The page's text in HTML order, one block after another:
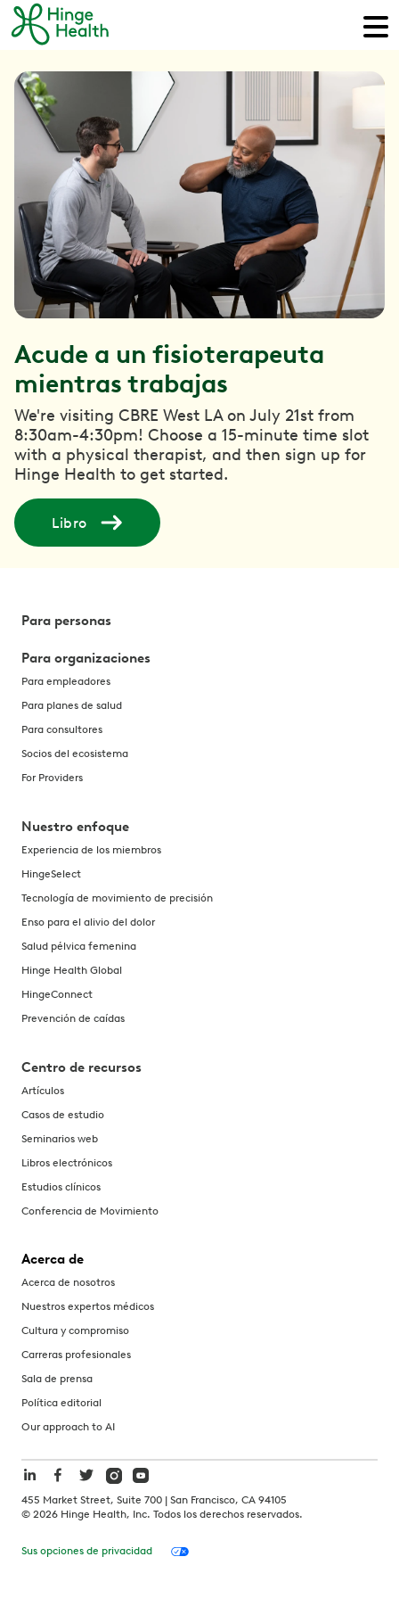
Acude a un fisioterapeuta
mientras trabajas
We're visiting CBRE West LA on July 21st from
8:30am-4:30pm! Choose a 15-minute time slot
with a physical therapist, and then sign up for
Hinge Health to get started.
Libro
Para personas
Para organizaciones
Para empleadores
Para planes de salud
Para consultores
Socios del ecosistema
For Providers
Nuestro enfoque
Experiencia de los miembros
HingeSelect
Tecnología de movimiento de precisión
Enso para el alivio del dolor
Salud pélvica femenina
Hinge Health Global
HingeConnect
Prevención de caídas
Centro de recursos
Artículos
Casos de estudio
Seminarios web
Libros electrónicos
Estudios clínicos
Conferencia de Movimiento
Acerca de
Acerca de nosotros
Nuestros expertos médicos
Cultura y compromiso
Carreras profesionales
Sala de prensa
Política editorial
Our approach to AI
455 Market Street, Suite 700 | San Francisco, CA 94105
© 2026 Hinge Health, Inc. Todos los derechos reservados.
Sus opciones de privacidad